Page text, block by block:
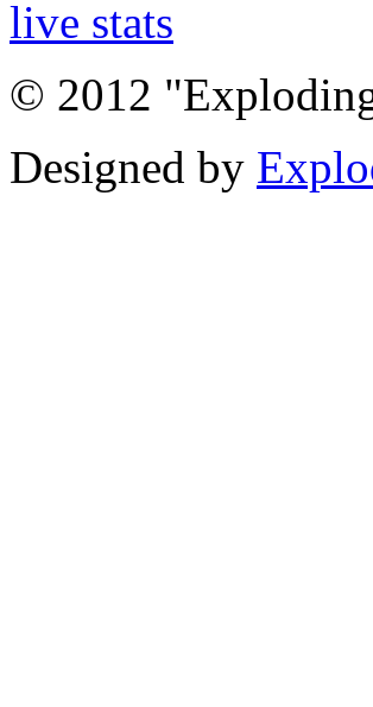
© 2012
Designed by